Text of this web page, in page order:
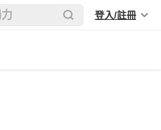
登入/註冊